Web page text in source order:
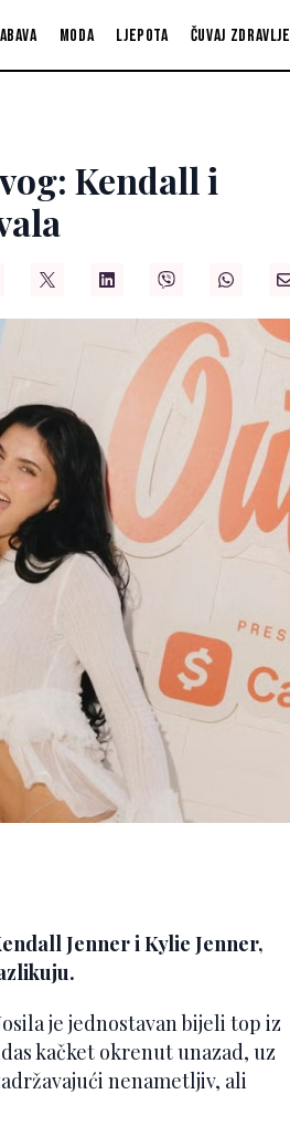
Moda Ljepota Čuvaj zdravlje
Kendall i
Jenner i Kylie Jenner,
je jednostavan bijeli top iz
kačket okrenut unazad, uz
nenametljiv, ali